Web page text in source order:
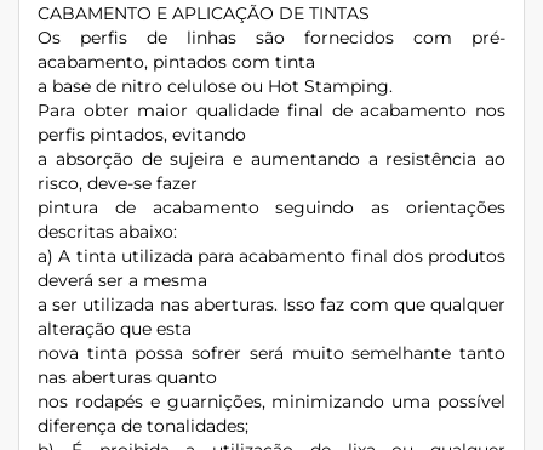
CABAMENTO E APLICAÇÃO DE TINTAS
Os perfis de linhas são fornecidos com pré-
acabamento, pintados com tinta
a base de nitro celulose ou Hot Stamping.
Para obter maior qualidade final de acabamento nos
perfis pintados, evitando
a absorção de sujeira e aumentando a resistência ao
risco, deve-se fazer
pintura de acabamento seguindo as orientações
descritas abaixo:
a) A tinta utilizada para acabamento final dos produtos
deverá ser a mesma
a ser utilizada nas aberturas. Isso faz com que qualquer
alteração que esta
nova tinta possa sofrer será muito semelhante tanto
nas aberturas quanto
nos rodapés e guarnições, minimizando uma possível
diferença de tonalidades;